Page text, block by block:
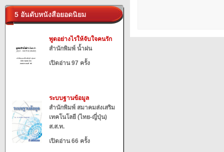
5 อันดับหนังสือยอดนิยม
พูดอย่างไรให้จับใจคนรัก
สำนักพิมพ์ น้ำฝน
เปิดอ่าน 97 ครั้ง
ระบบฐานข้อมูล
สำนักพิมพ์ สมาคมส่งเสริม
เทคโนโลยี (ไทย-ญี่ปุ่น)
ส.ส.ท.
เปิดอ่าน 66 ครั้ง